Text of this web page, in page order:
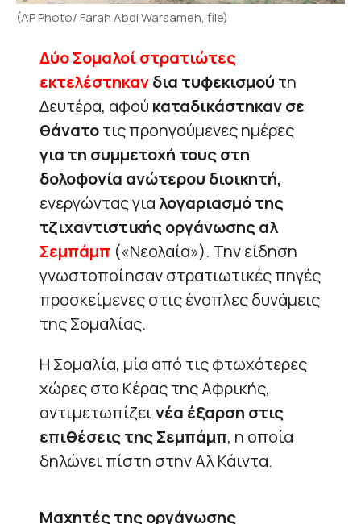
(AP Photo/ Farah Abdi Warsameh, file)
Δύο Σομαλοί στρατιώτες
εκτελέστηκανδια τυφεκισμού τη
Δευτέρα, αφού καταδικάστηκαν σε
θάνατοτις προηγούμενες ημέρες
για τη συμμετοχή τους στη
δολοφονία ανώτερου διοικητή,
ενεργώντας για λογαριασμό της
τζιχαντιστικής οργάνωσης αλ
Σεμπάμπ («Νεολαία»). Την είδηση
γνωστοποίησαν στρατιωτικές πηγές
προσκείμενες στις ένοπλες δυνάμεις
της Σομαλίας.
Η Σομαλία, μία από τις φτωχότερες
χώρες στο Κέρας της Αφρικής,
αντιμετωπίζεινέα έξαρση στις
επιθέσεις της Σεμπάμπ, η οποία
δηλώνει πίστη στην Αλ Κάιντα.
Μαχητές της οργάνωσης